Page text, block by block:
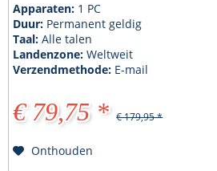
Apparaten: 1 PC
Duur: Permanent geldig
Taal:Alle talen
Landenzone:Weltweit
Verzendmethode: E-mail
€ 79,75 * € 179,95 *
Onthouden